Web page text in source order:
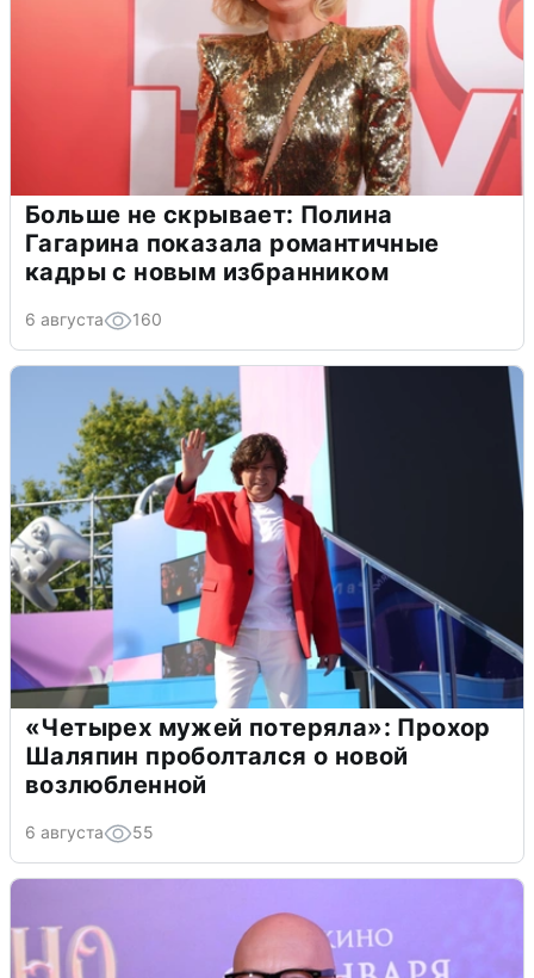
Больше не скрывает: Полина
Гагарина показала романтичные
кадры с новым избранником
6 августа 160
«Четырех мужей потеряла»: Прохор
Шаляпин проболтался о новой
возлюбленной
6 августа 55